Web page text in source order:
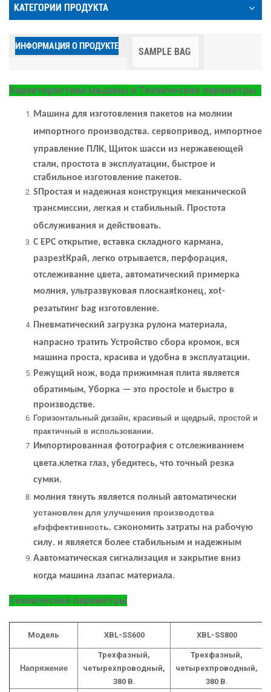
КАТЕГОРИИ ПРОДУКТА
ИНФОРМАЦИЯ О ПРОДУКТЕ SAMPLE BAG
Характеристики машины и Технические параметры
Машина для изготовления пакетов на молнии
импортного производства. сервопривод, импортное
управление ПЛК, Щиток шасси из нержавеющей
стали, простота в эксплуатации, быстрое и
стабильное изготовление пакетов.
S Простая и надежная конструкция механической
трансмиссии, легкая и стабильный. Простота
обслуживания и действовать.
С EPC открытие, вставка складного кармана,
разрезt Край, легко отрывается, перфорация,
отслеживание цвета, автоматический примерка
молния, ультразвуковая плоскаяtконец, хоt-
резатьтинг bag изготовление.
Пневматический загрузка рулона материала,
напрасно тратить Устройство сбора кромок, вся
машина проста, красива и удобна в эксплуатации.
Режущий нож, вода прижимная плита является
обратимым, Уборка — это просто е и быстро в
производстве.
Горизонтальный дизайн, красивый и щедрый, простой и
практичный в использовании.
Импортированная фотография с отслеживанием
цвета.клетка глаз, убедитесь, что точный резка
сумки.
молния тянуть является полный автоматически
установлен для улучшения производства
еfэффективность. сэкономить затраты на рабочую
силу. и является более стабильным и надежным
Aавтоматическая сигнализация и закрытие вниз
когда машина лзапас материала.
Технические параметры
Модель XBL-SS600 XBL-SS800
Напряжение
Трехфазный,
четырехпроводный,
380 В.
Трехфазный,
четырехпроводный,
380 В.